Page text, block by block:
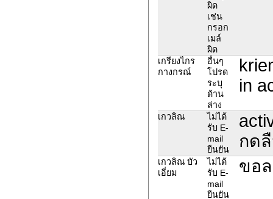
ผิด
เช่น
กรอก
เมล์
ผิด
เกรียงไกร
กางกรณ์
อื่นๆ
โปรด
ระบุ
ด้าน
ล่าง
in
เกวลิณ
ไม่ได้
รับ E-
mail
ยืนยัน
กด
เกวลิณ บัว
เอี่ยม
ไม่ได้
รับ E-
mail
ยืนยัน
ขอ